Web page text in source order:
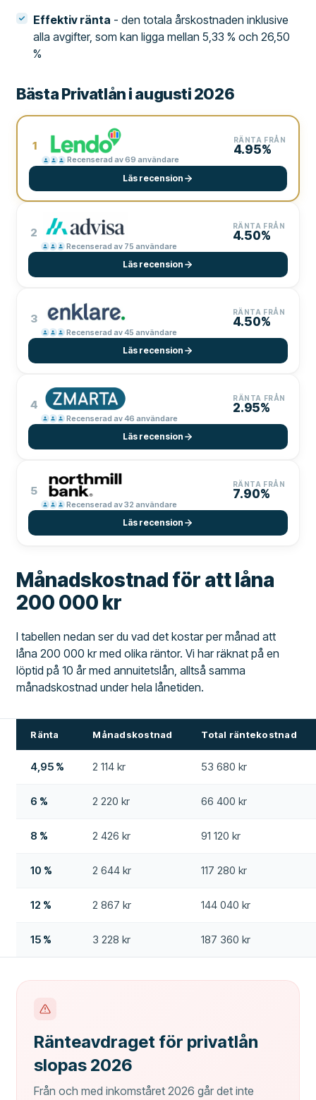
Effektiv ränta - den totala årskostnaden inklusive
alla avgifter, som kan ligga mellan 5,33 % och 26,50
%
Bästa Privatlån i augusti 2026
1
Recenserad av 69 användare
RÄNTA FRÅN
4.95%
Läs recension
2
Recenserad av 75 användare
RÄNTA FRÅN
4.50%
Läs recension
3
Recenserad av 45 användare
RÄNTA FRÅN
4.50%
Läs recension
4
Recenserad av 46 användare
RÄNTA FRÅN
2.95%
Läs recension
5
Recenserad av 32 användare
RÄNTA FRÅN
7.90%
Läs recension
Månadskostnad för att låna
200 000 kr
I tabellen nedan ser du vad det kostar per månad att
låna 200 000 kr med olika räntor. Vi har räknat på en
löptid på 10 år med annuitetslån, alltså samma
månadskostnad under hela lånetiden.
Ränta Månadskostnad Total räntekostnad
4,95 % 2 114 kr 53 680 kr
6 % 2 220 kr 66 400 kr
8 % 2 426 kr 91 120 kr
10 % 2 644 kr 117 280 kr
12 % 2 867 kr 144 040 kr
15 % 3 228 kr 187 360 kr
Ränteavdraget för privatlån
slopas 2026
Från och med inkomståret 2026 går det inte